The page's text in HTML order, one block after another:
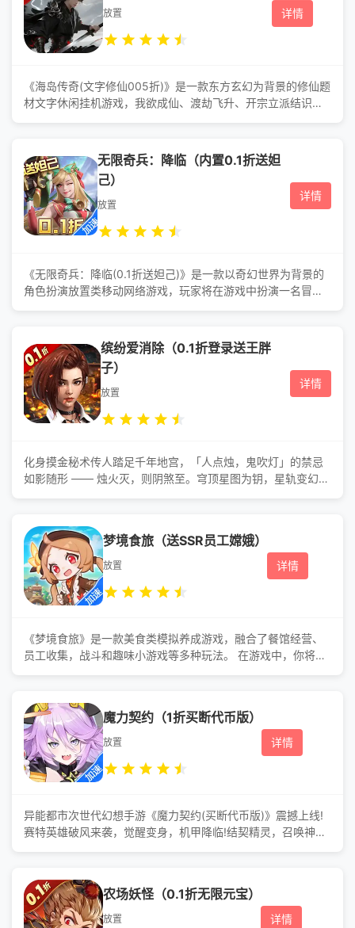
级可领海量资源 3.开*直送**礼包码 4
放置 详情
《海岛传奇(文字修仙005折)》是一款东方玄幻为背景的修仙题
材文字休闲挂机游戏，我欲成仙、渡劫飞升、开宗立派结识各
成任务赠送仙缘，每日登录惊喜不断，各种稀有材料，等你来
领取、游戏完美还原一个奇异的修真世界、构建千万修真**迷
修真梦，进而撼动整个修真之旅
无限奇兵：降临（内置0.1折送妲
己）
放置
详情
《无限奇兵：降临(0.1折送妲己)》是一款以奇幻世界为背景的
角色扮演放置类移动网络游戏，玩家将在游戏中扮演一名冒险
拯救世界于水火之中。在这段征程当中，玩家可以感受到这片
大陆上每一个角落的风土人情，见识到千奇百怪的城邦和势
力，同时还将揭开那些被埋没在历史长河当中不为人知的秘
密。
缤纷爱消除（0.1折登录送王胖
子）
放置
详情
化身摸金秘术传人踏足千年地宫，「人点烛，鬼吹灯」的禁忌
如影随形 —— 烛火灭，则阴煞至。穹顶星图为钥，星轨变幻藏
*、听异响防守护灵。壁画光影间，神女衣袂指生路，恶鬼獠牙
标死途。每步都是智谋与胆识的**，你要深入揭秘，还是知难
而退?在光影交错间，揭开尘封千年的地宫之谜
梦境食旅（送SSR员工嫦娥）
放置 详情
《梦境食旅》是一款美食类模拟养成游戏，融合了餐馆经营、
员工收集，战斗和趣味小游戏等多种玩法。 在游戏中，你将享
谱，展开一段奇妙的旅程。 【经营餐馆，邂逅美味】 -在梦境
灵界中开一家属于你的餐馆，邂逅来自各个次元的奇异客人，
用一份你的专属美食，换取一段精彩的故事，在经营中寻找烹
饪的意义。
魔力契约（1折买断代币版）
放置 详情
异能都市次世代幻想手游《魔力契约(买断代币版)》震撼上线!
赛特英雄破风来袭，觉醒变身，机甲降临!结契精灵，召唤神
1：创角送每日打金上限提取2W 福利2：创角就送满V直升
卡 福利3：创角送10个648元真充卡，直接使用无限制
福利4：创角送白嫖打金特权+豪华打金特权
农场妖怪（0.1折无限元宝）
放置 详情